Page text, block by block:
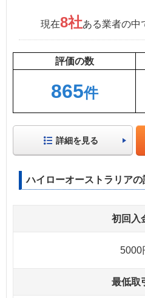
現在8社ある業者の中
評価の数
865件
詳細を見る
ハイローオーストラリアの
初回入
5000
最低取